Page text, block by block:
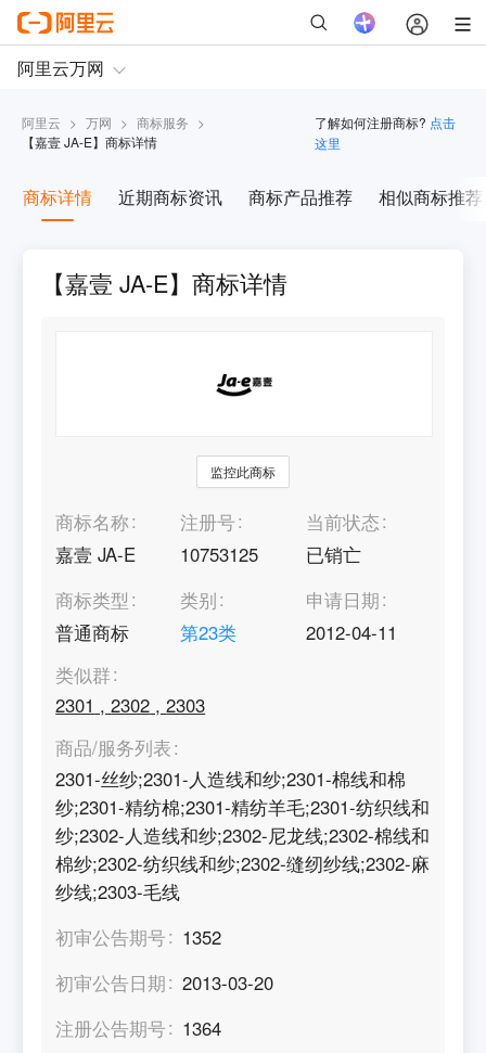
阿里云 > 万网 > 商标服务 >
【嘉壹 JA-E】商标详情
了解如何注册商标? 点击
这里
商标详情 近期商标资讯 商标产品推荐 相似商标推荐
【嘉壹 JA-E】商标详情
监控此商标
商标名称
嘉壹 JA-E
注册号
10753125
当前状态
已销亡
商标类型
普通商标
类别
第23类
申请日期
2012-04-11
类似群
2301 ,2302 ,2303
商品/服务列表
2301-丝纱;2301-人造线和纱;2301-棉线和棉
纱;2301-精纺棉;2301-精纺羊毛;2301-纺织线和
纱;2302-人造线和纱;2302-尼龙线;2302-棉线和
棉纱;2302-纺织线和纱;2302-缝纫纱线;2302-麻
纱线;2303-毛线
初审公告期号
1352
初审公告日期
2013-03-20
注册公告期号
1364